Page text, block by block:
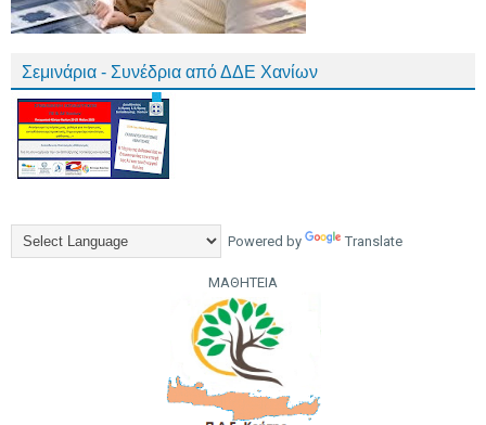
Σεμινάρια - Συνέδρια από ΔΔΕ Χανίων
Powered by Translate
ΜΑΘΗΤΕΙΑ